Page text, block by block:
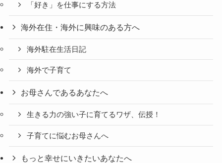
「好き」を仕事にする方法
海外在住・海外に興味のある方へ
海外駐在生活日記
海外で子育て
お母さんであるあなたへ
生きる力の強い子に育てるワザ、伝授！
子育てに悩むお母さんへ
もっと幸せにいきたいあなたへ